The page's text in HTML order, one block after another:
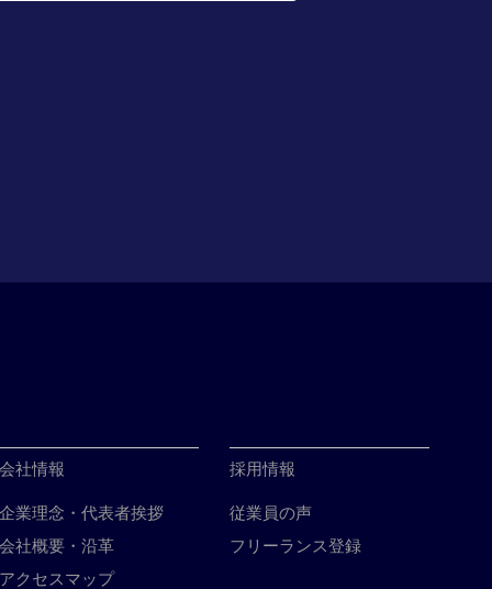
会社情報
企業理念・代表者挨拶
会社概要・沿革
アクセスマップ
採用情報
従業員の声
フリーランス登録